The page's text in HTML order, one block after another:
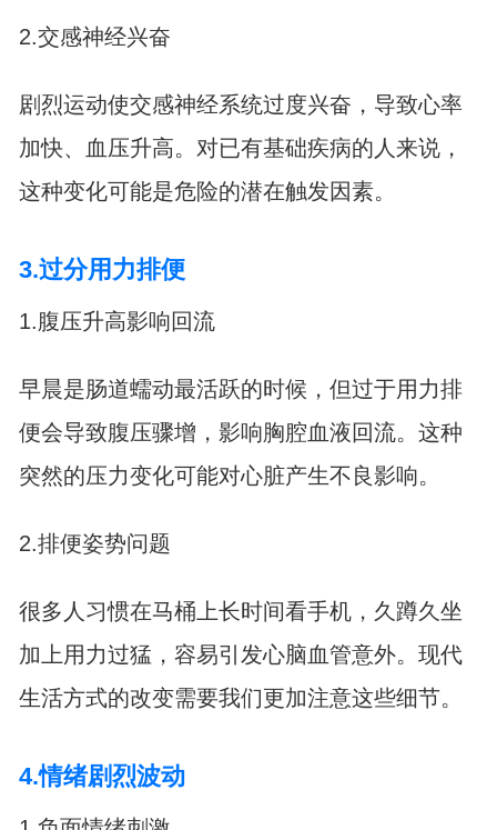
2.交感神经兴奋
剧烈运动使交感神经系统过度兴奋，导致心率
加快、血压升高。对已有基础疾病的人来说，
这种变化可能是危险的潜在触发因素。
3.过分用力排便
1.腹压升高影响回流
早晨是肠道蠕动最活跃的时候，但过于用力排
便会导致腹压骤增，影响胸腔血液回流。这种
突然的压力变化可能对心脏产生不良影响。
2.排便姿势问题
很多人习惯在马桶上长时间看手机，久蹲久坐
加上用力过猛，容易引发心脑血管意外。现代
生活方式的改变需要我们更加注意这些细节。
4.情绪剧烈波动